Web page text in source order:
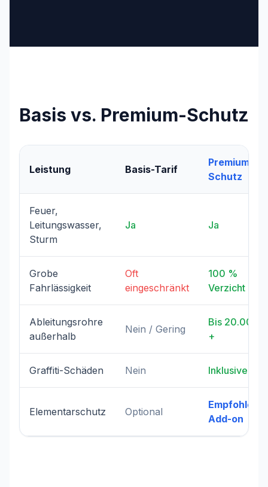
Basis vs. Premium-Schutz
Leistung Basis-Tarif
Premium-
Schutz
Feuer,
Leitungswasser,
Sturm
Ja Ja
Grobe
Fahrlässigkeit
Oft
eingeschränkt
100 %
Verzicht
Ableitungsrohre
außerhalb
Nein / Gering
Bis 20.000 €
+
Graffiti-Schäden Nein Inklusive
Elementarschutz Optional
Add-on